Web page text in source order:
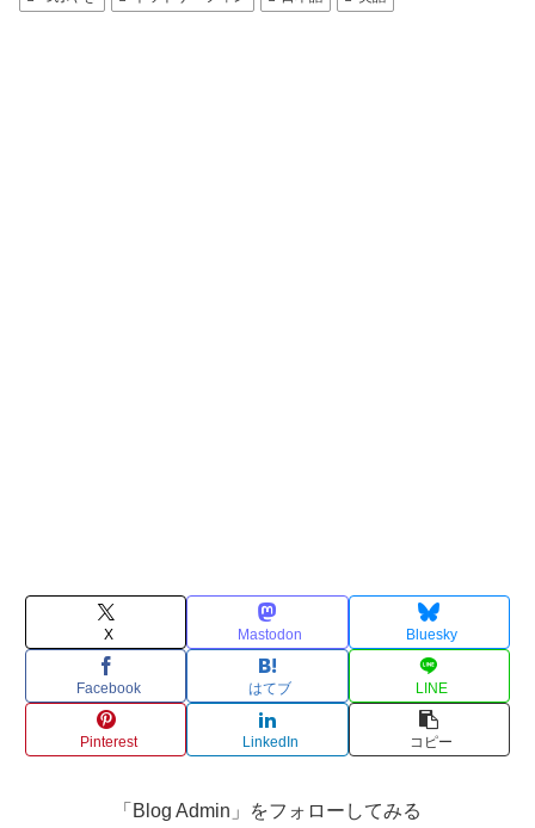
X Mastodon Bluesky
Facebook はてブ LINE
Pinterest LinkedIn コピー
「Blog Admin」をフォローしてみる